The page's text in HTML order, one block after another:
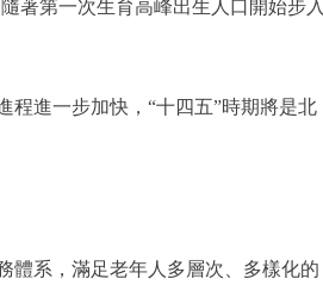
著第一次生育高峰出生人口開始步入
進一步加快，“十四五”時期將是北
系，滿足老年人多層次、多樣化的